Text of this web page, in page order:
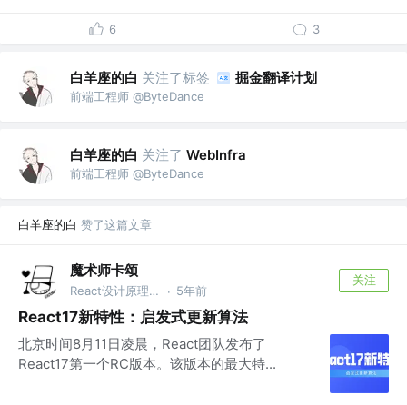
6 3
白羊座的白 关注了标签 掘金翻译计划
前端工程师 @ByteDance
白羊座的白 关注了 WebInfra
前端工程师 @ByteDance
白羊座的白 赞了这篇文章
魔术师卡颂
React设计原理 作者 @裸辞前是前端｜自由职业3年 · 5年前
关注
React17新特性：启发式更新算法
北京时间8月11日凌晨，React团队发布了
React17第一个RC版本。该版本的最大特...